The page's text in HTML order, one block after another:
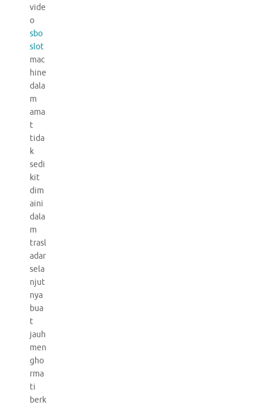
vide
o
sbo
slot
mac
hine
dala
m
ama
t
tida
k
sedi
kit
dim
aini
dala
m
trasl
adar
sela
njut
nya
bua
t
jauh
men
gho
rma
ti
berk